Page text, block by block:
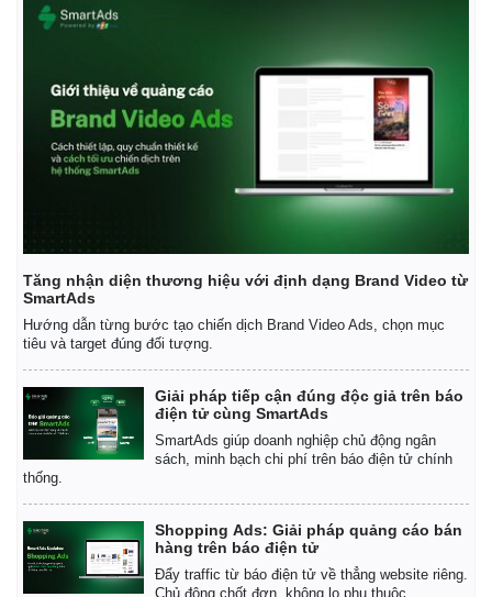
Bất động sản
Tỷ giá
Tăng nhận diện thương hiệu với định dạng Brand Video từ
SmartAds
Hướng dẫn từng bước tạo chiến dịch Brand Video Ads, chọn mục
tiêu và target đúng đối tượng.
Giải pháp tiếp cận đúng độc giả trên báo
điện tử cùng SmartAds
SmartAds giúp doanh nghiệp chủ động ngân
sách, minh bạch chi phí trên báo điện tử chính
thống.
Shopping Ads: Giải pháp quảng cáo bán
hàng trên báo điện tử
Đẩy traffic từ báo điện tử về thẳng website riêng.
Chủ động chốt đơn, không lo phụ thuộc.